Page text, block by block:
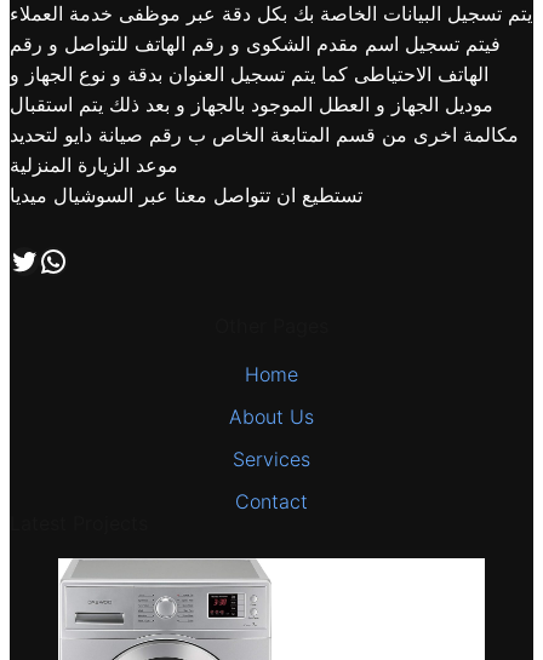
يتم تسجيل البيانات الخاصة بك بكل دقة عبر موظفى خدمة العملاء
فيتم تسجيل اسم مقدم الشكوى و رقم الهاتف للتواصل و رقم
الهاتف الاحتياطى كما يتم تسجيل العنوان بدقة و نوع الجهاز و
موديل الجهاز و العطل الموجود بالجهاز و بعد ذلك يتم استقبال
مكالمة اخرى من قسم المتابعة الخاص ب رقم صيانة دايو لتحديد
موعد الزيارة المنزلية
تستطيع ان تتواصل معنا عبر السوشيال ميديا
تابعنا علي صفحة التويتر اتصل بنا علي طريق الوتساب
Home
About Us
Services
Contact